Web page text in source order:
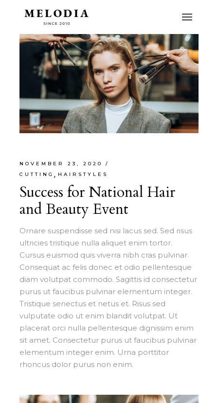
NOVEMBER 23, 2020
CUTTING
HAIRSTYLES
Success for National Hair
and Beauty Event
Ornare suspendisse sed nisi lacus sed. Sed risus
ultricies tristique nulla aliquet enim tortor.
Cursus euismod quis viverra nibh cras pulvinar.
Consequat ac felis donec et odio pellentesque
diam volutpat commodo. Sagittis id consectetur
purus ut faucibus pulvinar elementum integer.
Tristique senectus et netus et. Risus sed
vulputate odio ut enim blandit volutpat. Ut
placerat orci nulla pellentesque dignissim enim
sit amet. Consectetur purus ut faucibus pulvinar
elementum integer enim. Urna porttitor
rhoncus dolor purus non enim.